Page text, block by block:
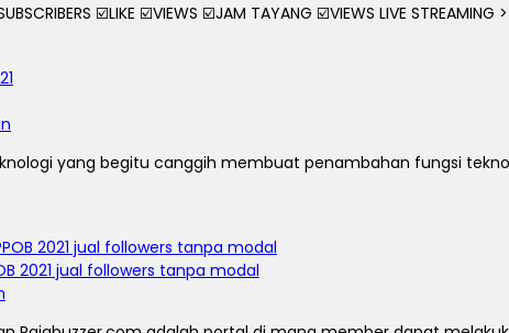
☑️LIKE ☑️VIEWS ☑️JAM TAYANG ☑️VIEWS LIVE
yang begitu canggih membuat penambahan fungsi
2021 jual followers tanpa modal